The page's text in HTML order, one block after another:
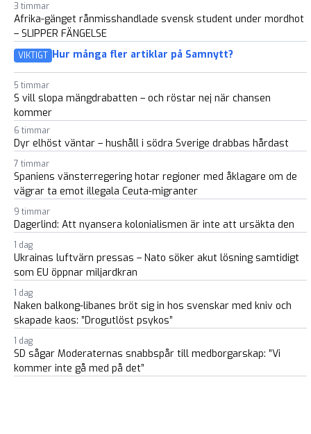
3 timmar
Afrika-gänget rånmisshandlade svensk student under mordhot
– SLIPPER FÄNGELSE
VIKTIGT Hur många fler artiklar på Samnytt?
5 timmar
S vill slopa mängdrabatten – och röstar nej när chansen
kommer
6 timmar
Dyr elhöst väntar – hushåll i södra Sverige drabbas hårdast
7 timmar
Spaniens vänsterregering hotar regioner med åklagare om de
vägrar ta emot illegala Ceuta-migranter
9 timmar
Dagerlind: Att nyansera kolonialismen är inte att ursäkta den
1 dag
Ukrainas luftvärn pressas – Nato söker akut lösning samtidigt
som EU öppnar miljardkran
1 dag
Naken balkong-libanes bröt sig in hos svenskar med kniv och
skapade kaos: ”Drogutlöst psykos”
1 dag
SD sågar Moderaternas snabbspår till medborgarskap: ”Vi
kommer inte gå med på det”